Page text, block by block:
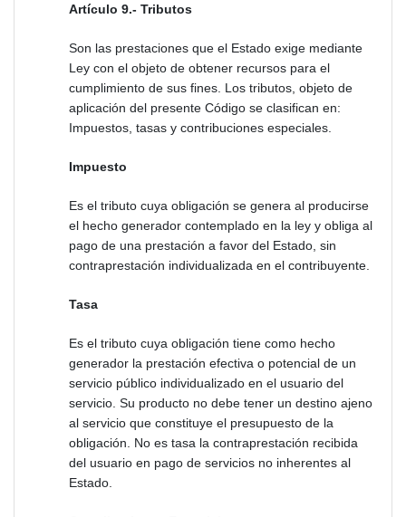
Artículo 9.- Tributos
Son las prestaciones que el Estado exige mediante
Ley con el objeto de obtener recursos para el
cumplimiento de sus fines. Los tributos, objeto de
aplicación del presente Código se clasifican en:
Impuestos, tasas y contribuciones especiales.
Impuesto
Es el tributo cuya obligación se genera al producirse
el hecho generador contemplado en la ley y obliga al
pago de una prestación a favor del Estado, sin
contraprestación individualizada en el contribuyente.
Tasa
Es el tributo cuya obligación tiene como hecho
generador la prestación efectiva o potencial de un
servicio público individualizado en el usuario del
servicio. Su producto no debe tener un destino ajeno
al servicio que constituye el presupuesto de la
obligación. No es tasa la contraprestación recibida
del usuario en pago de servicios no inherentes al
Estado.